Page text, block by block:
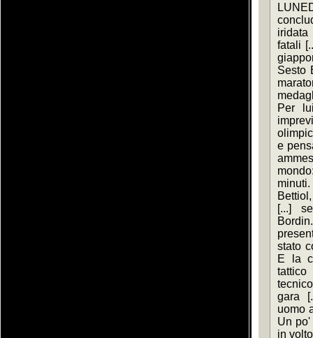
iridata
fatali
Sesto
Per
e
[...]
stato
E la
tattico
gara
uomo
Un po'
in